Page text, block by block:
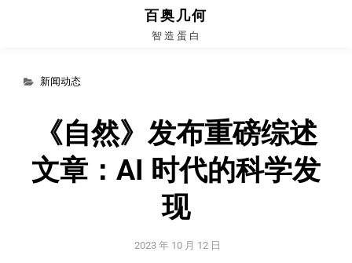
百奥几何
智 造 蛋 白
Categories
新闻动态
《自然》发布重磅综述
文章：AI 时代的科学发
现
2023 年 10 月 12 日